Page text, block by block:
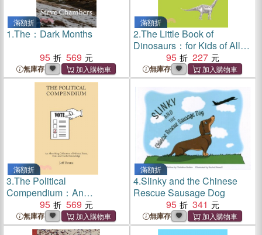
滿額折
1.The：Dark Months
95
569
無庫存
滿額折
2.The Little Book of
Dinosaurs：for Kids of All
95 227
無庫存
滿額折
3.The Political
Compendium：An
Absorbing Collection of
Political Facts, Feats and
Useful Knowledge
95 569
無庫存
滿額折
4.Slinky and the Chinese
Rescue Sausage Dog
95
341
無庫存